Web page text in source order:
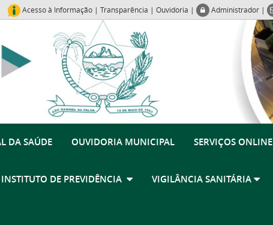
Acesso à Informação | Transparência | Ouvidoria | Administrador |
DA SAÚDE OUVIDORIA MUNICIPAL SERVIÇOS ONLINE
INSTITUTO DE PREVIDÊNCIA VIGILÂNCIA SANITÁRIA